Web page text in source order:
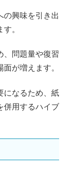
の興味を引き出
。
、問題量や復習
が増えます。
になるため、紙
併用するハイブ